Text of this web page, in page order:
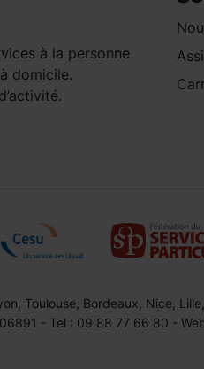
à la personne
domicile.
Toulouse, Bordeaux, Nice,
- Tel : 09 88 77 66 80 -